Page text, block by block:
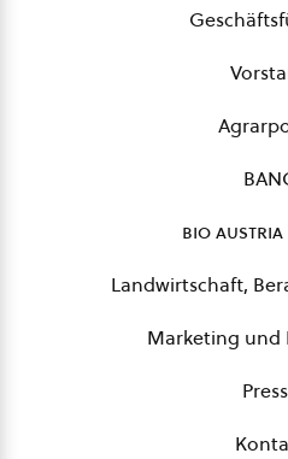
bio austria
Landwirtschaft,
Marketing